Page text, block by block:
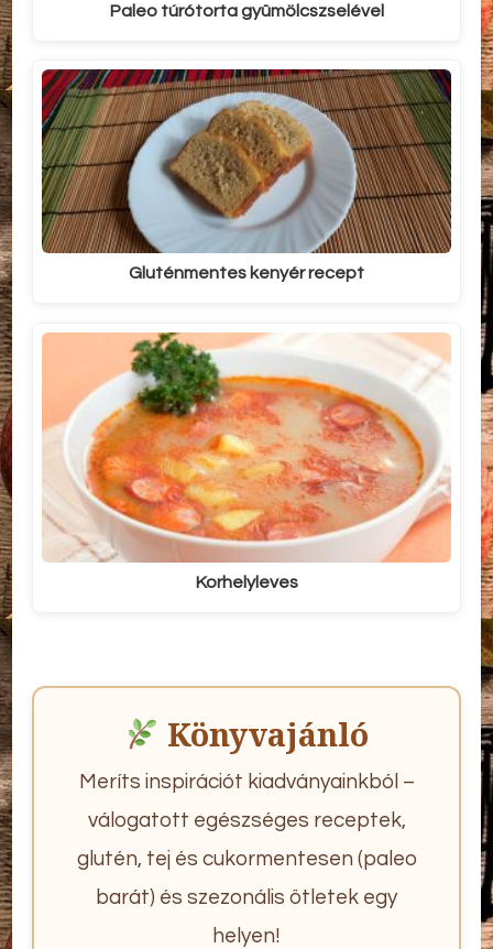
Paleo túrótorta gyümölcszselével
Gluténmentes kenyér recept
Korhelyleves
Könyvajánló
Meríts inspirációt kiadványainkból –
válogatott egészséges receptek,
glutén, tej és cukormentesen (paleo
barát) és szezonális ötletek egy
helyen!